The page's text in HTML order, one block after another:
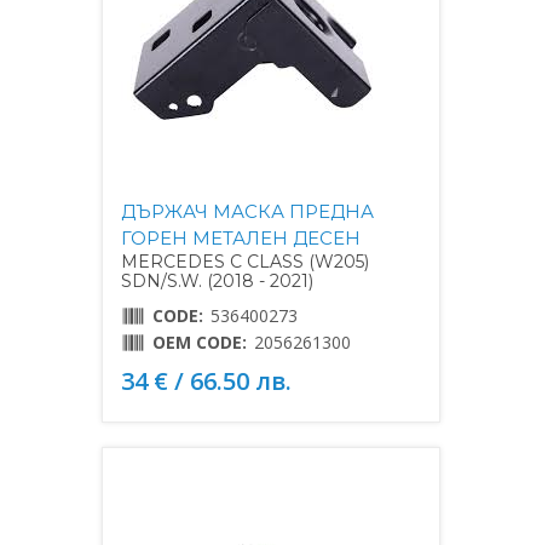
ДЪРЖАЧ МАСКА ПРЕДНА
ГОРЕН МЕТАЛЕН ДЕСЕН
MERCEDES C CLASS (W205)
SDN/S.W. (2018 - 2021)
CODE: 536400273
OEM CODE: 2056261300
34 € / 66.50 лв.